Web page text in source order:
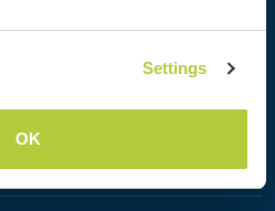
Settings
OK